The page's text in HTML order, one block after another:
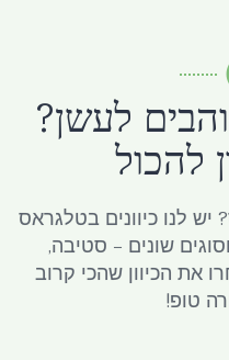
לעשן?
להכול
יש לנו כיוונים בטלגראס
שונים – סטיבה,
את הכיוון שהכי קרוב
טופ!